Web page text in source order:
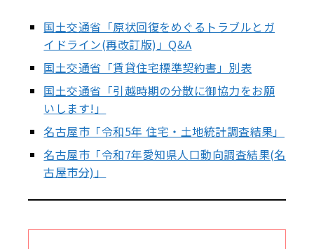
国土交通省「原状回復をめぐるトラブルとガ
イドライン(再改訂版)」Q&A
国土交通省「賃貸住宅標準契約書」別表
国土交通省「引越時期の分散に御協力をお願
いします!」
名古屋市「令和5年 住宅・土地統計調査結果」
名古屋市「令和7年愛知県人口動向調査結果(名
古屋市分)」